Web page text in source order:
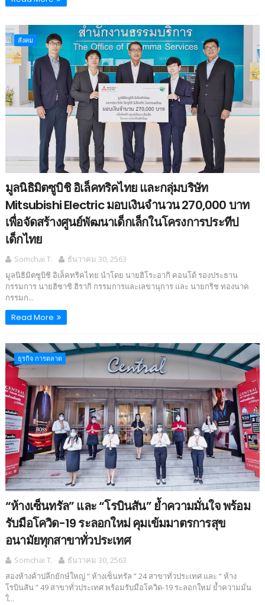
สังคม
มูลนิธิมิตซูบิชิ อิเล็คทริคไทย และกลุ่มบริษัท
Mitsubishi Electric มอบเงินจำนวน 270,000 บาท
เพื่อจัดสร้างศูนย์พัฒนาเด็กเล็กในโครงการประทีป
เด็กไทย
Somchai T.
ธันวาคม 30, 2563
มูลนิธิมิตซูบิชิ อิเล็คทริคไทย นำโดย นายฮิโระอากิ คอนโด้ รองประธาน
กรรมการ นายฮิซาชิ ฮิรากิ กรรมการและเลขานุการ และ นายกริช ทองนาค
กรรมก...
Read More
ธุรกิจ การตลาด
“ห้างเซ็นทรัล” และ “โรบินสัน” ย้ำความมั่นใจ พร้อม
รับมือโควิด-19 ระลอกใหม่ คุมเข้มมาตรการสุข
อนามัยทุกสาขาทั่วประเทศ
Somchai T.
ธันวาคม 30, 2563
สองห้างค้าปลีกยักษ์ใหญ่ “ ห้างเซ็นทรัล ” 24 สาขาทั่วประเทศ และ “ ห้าง
โรบินสัน ” 49 สาขาทั่วประเทศ พร้อมรับมือโควิด-19 ระลอกใหม่ ย้ำความมั่น
ใ...